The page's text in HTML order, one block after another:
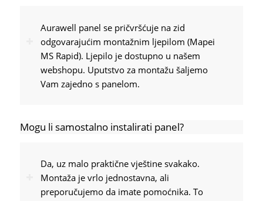
Aurawell panel se pričvršćuje na zid
odgovarajućim montažnim ljepilom (Mapei
MS Rapid). Ljepilo je dostupno u našem
webshopu. Uputstvo za montažu šaljemo
Vam zajedno s panelom.
Mogu li samostalno instalirati panel?
Da, uz malo praktične vještine svakako.
Montaža je vrlo jednostavna, ali
preporučujemo da imate pomoćnika. To